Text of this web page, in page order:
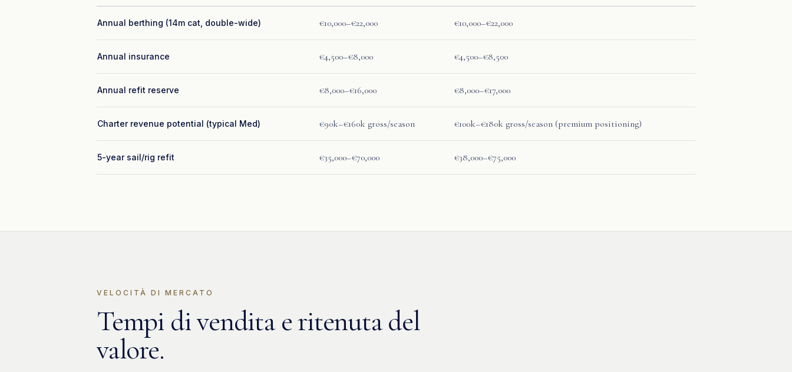
Annual berthing (14m cat, double-wide) €10,000–€22,000 €10,000–€22,000
Annual insurance €4,500–€8,000 €4,500–€8,500
Annual refit reserve €8,000–€16,000 €8,000–€17,000
Charter revenue potential (typical Med) €90k–€160k gross/season €100k–€180k gross/season (premium positioning)
5-year sail/rig refit €35,000–€70,000 €38,000–€75,000
VELOCITÀ DI MERCATO
Tempi di vendita e ritenuta del
valore.